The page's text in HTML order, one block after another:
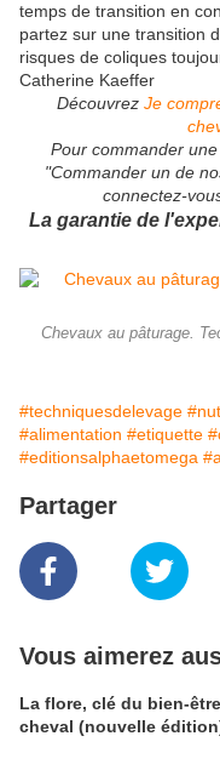
temps de transition en
partez sur une transition
risques de coliques
Catherine Kaeffer
Découvrez Je
Pour commander
"Commander un de
connectez-
La garantie de
Chevaux au pâturage.
#techniquesdelevage
#alimentation #etiquette
#editionsalphaetomega
Partager
Vous aimerez
La flore, clé du bien-
cheval (nouvelle